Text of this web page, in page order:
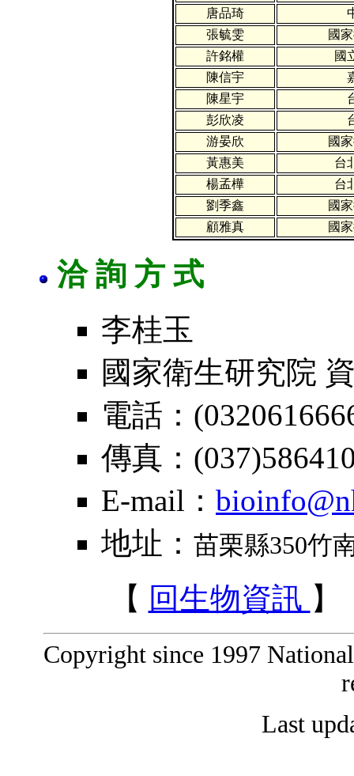
唐品琦
張毓雯
國
許銘權
國
陳信宇
陳星宇
彭欣凌
游晏欣
國
黃惠美
台
楊孟樺
台
劉季鑫
國
顧雅真
國
洽 詢 方 式
李桂玉
國家衛生研究院
電話：
傳真：
E-mail：
地址： 苗栗縣350竹
【 回生物資訊
Copyright since 1997
Last